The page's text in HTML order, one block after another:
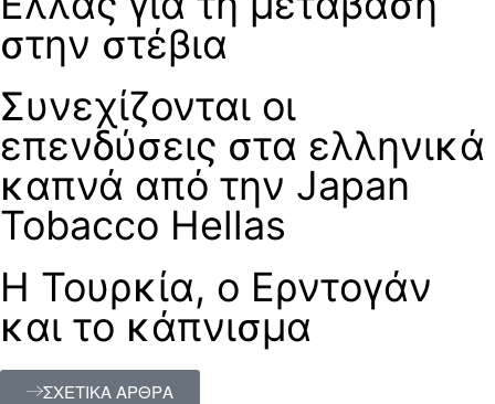
στην στέβια
Συνεχίζονται οι
επενδύσεις στα ελληνικά
καπνά από την Japan
Tobacco Hellas
Η Τουρκία, ο Ερντογάν
και το κάπνισμα
ΣΧΕΤΙΚΑ ΑΡΘΡΑ